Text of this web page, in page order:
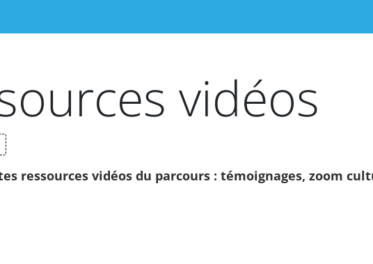
vidéos
ressources vidéos du parcours : témoignages, zoom